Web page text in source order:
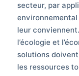
secteur, par
leur
l’écologie et
solutions
les ressources